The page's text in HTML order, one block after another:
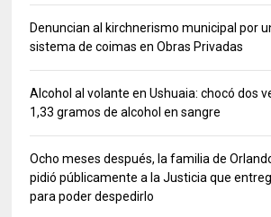
Denuncian al kirchnerismo municipal por
sistema de coimas en Obras Privadas
Alcohol al volante en Ushuaia: chocó dos
1,33 gramos de alcohol en sangre
Ocho meses después, la familia de
pidió públicamente a la Justicia que
para poder despedirlo